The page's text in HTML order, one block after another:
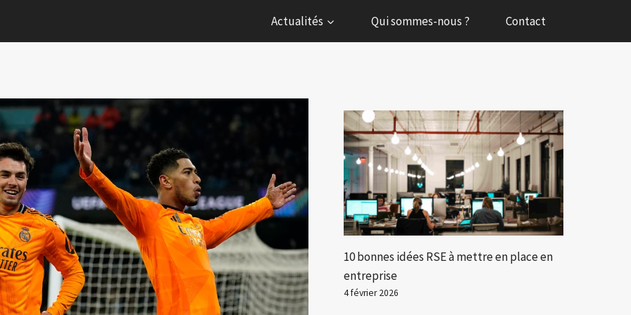
Actualités Qui sommes-nous ? Contact
10 bonnes idées RSE à mettre en place en
entreprise
4 février 2026